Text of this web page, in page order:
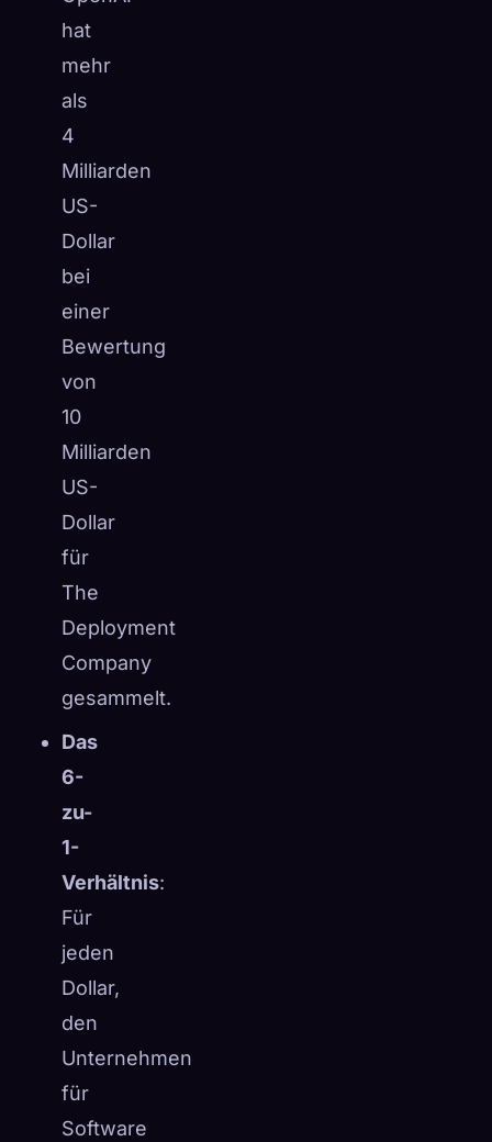
hat
mehr
als
4
Milliarden
US-
Dollar
bei
einer
Bewertung
von
10
Milliarden
US-
Dollar
für
The
Deployment
Company
gesammelt.
Das
6-
zu-
1-
Verhältnis:
Für
jeden
Dollar,
den
Unternehmen
für
Software